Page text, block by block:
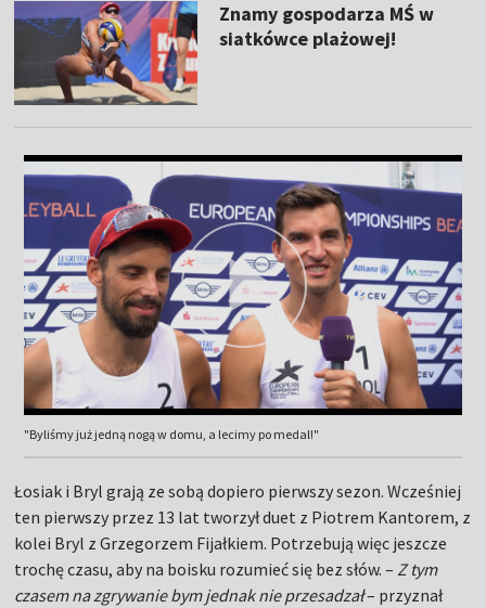
Znamy gospodarza MŚ w
siatkówce plażowej!
"Byliśmy już jedną nogą w domu, a lecimy po medal!"
Łosiak i Bryl grają ze sobą dopiero pierwszy sezon. Wcześniej
ten pierwszy przez 13 lat tworzył duet z Piotrem Kantorem, z
kolei Bryl z Grzegorzem Fijałkiem. Potrzebują więc jeszcze
trochę czasu, aby na boisku rozumieć się bez słów. – Z tym
czasem na zgrywanie bym jednak nie przesadzał– przyznał